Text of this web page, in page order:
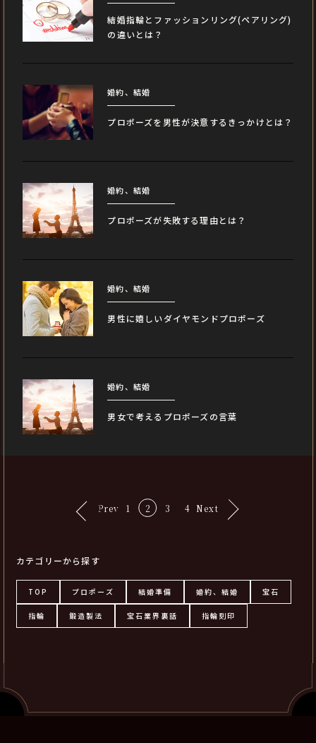
結婚指輪とファッションリング(ペアリング)
の違いとは？
婚約、結婚
プロポーズを男性が決意するきっかけとは？
婚約、結婚
プロポーズが失敗する理由とは？
婚約、結婚
男性に嬉しいダイヤモンドプロポーズ
婚約、結婚
男女で考えるプロポーズの言葉
Prev 1 2 3 4 Next
カテゴリーから探す
TOP プロポーズ 結婚準備 婚約、結婚 宝石
指輪 鍛造製法 宝石業界裏話 指輪刻印